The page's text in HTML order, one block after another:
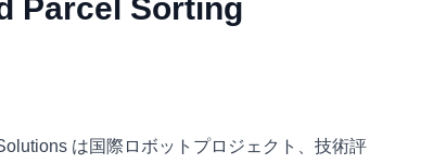
Parcel Sorting
は国際ロボットプロジェクト、技術評